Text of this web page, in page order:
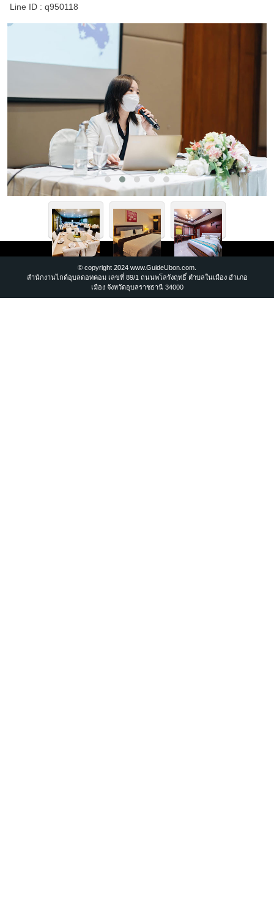
Line ID : q950118
© copyright 2024 www.GuideUbon.com.
สำนักงานไกด์อุบลดอทคอม เลขที่ 89/1 ถนนพโลรังฤทธิ์ ตำบลในเมือง อำเภอ
เมือง จังหวัดอุบลราชธานี 34000